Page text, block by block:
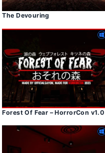
The Devouring
Forest Of Fear – HorrorCon v1․0